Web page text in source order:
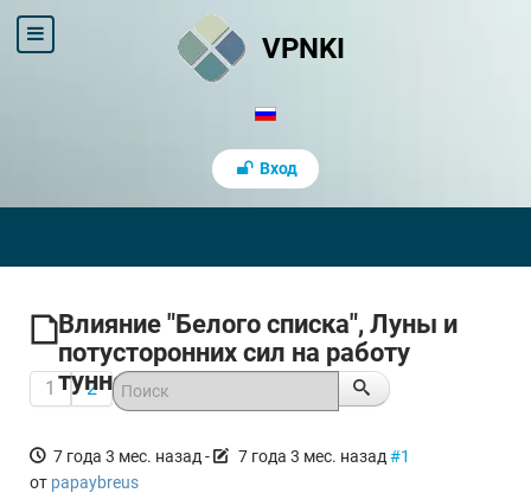
VPNKI
Вход
Влияние "Белого списка", Луны и
потусторонних сил на работу
туннелей.
1 2
7 года 3 мес. назад - 7 года 3 мес. назад #1
от papaybreus